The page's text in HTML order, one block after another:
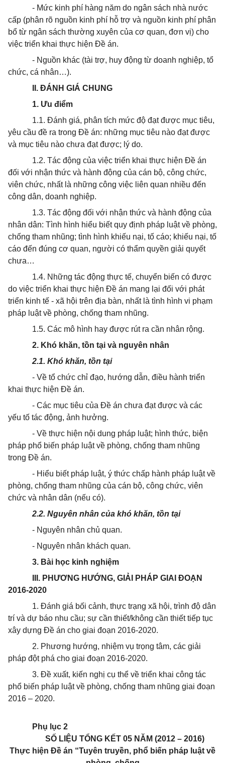
- Mức kinh phí hàng năm do ngân sách nhà nước
cấp (phân rõ nguồn kinh phí hỗ trợ và nguồn kinh phí phân
bổ từ ngân sách thường xuyên của cơ quan, đơn vị) cho
việc triển khai thực hiện Đề án.
- Nguồn khác (tài trợ, huy động từ doanh nghiệp, tổ
chức, cá nhân…).
II. ĐÁNH GIÁ CHUNG
1. Ưu điểm
1.1. Đánh giá, phân tích mức độ đạt được mục tiêu,
yêu cầu đề ra trong Đề án: những mục tiêu nào đạt được
và mục tiêu nào chưa đạt được; lý do.
1.2. Tác động của việc triển khai thực hiện Đề án
đối với nhận thức và hành động của cán bộ, công chức,
viên chức, nhất là những công việc liên quan nhiều đến
công dân, doanh nghiệp.
1.3. Tác động đối với nhận thức và hành động của
nhân dân: Tình hình hiểu biết quy định pháp luật về phòng,
chống tham nhũng; tình hình khiếu nại, tố cáo; khiếu nại, tố
cáo đến đúng cơ quan, người có thẩm quyền giải quyết
chưa…
1.4. Những tác động thực tế, chuyển biến có được
do việc triển khai thực hiện Đề án mang lại đối với phát
triển kinh tế - xã hội trên địa bàn, nhất là tình hình vi phạm
pháp luật về phòng, chống tham nhũng.
1.5. Các mô hình hay được rút ra cần nhân rộng.
2. Khó khăn, tồn tại và nguyên nhân
2.1. Khó khăn, tồn tại
- Về tổ chức chỉ đạo, hướng dẫn, điều hành triển
khai thực hiện Đề án.
- Các mục tiêu của Đề án chưa đạt được và các
yếu tố tác động, ảnh hưởng.
- Về thực hiện nội dung pháp luật; hình thức, biện
pháp phổ biến pháp luật về phòng, chống tham nhũng
trong Đề án.
- Hiểu biết pháp luật, ý thức chấp hành pháp luật về
phòng, chống tham nhũng của cán bộ, công chức, viên
chức và nhân dân (nếu có).
2.2. Nguyên nhân của khó khăn, tồn tại
- Nguyên nhân chủ quan.
- Nguyên nhân khách quan.
3. Bài học kinh nghiệm
III. PHƯƠNG HƯỚNG, GIẢI PHÁP GIAI ĐOẠN
2016-2020
1. Đánh giá bối cảnh, thực trạng xã hội, trình độ dân
trí và dự báo nhu cầu; sự cần thiết/không cần thiết tiếp tục
xây dựng Đề án cho giai đoạn 2016-2020.
2. Phương hướng, nhiệm vụ trọng tâm, các giải
pháp đột phá cho giai đoạn 2016-2020.
3. Đề xuất, kiến nghị cụ thể về triển khai công tác
phổ biến pháp luật về phòng, chống tham nhũng giai đoạn
2016 – 2020.
Phụ lục 2
SỐ LIỆU TỔNG KẾT 05 NĂM (2012 – 2016)
Thực hiện Đề án “Tuyên truyền, phổ biến pháp luật về